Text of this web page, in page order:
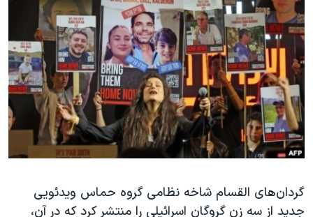
فرهنگ و زندگی
حقوق شهروندی
اقتصادی
علم و فناوری
اسرائیل در جنگ
گالری عکس
مستندها
انتخابات ریاست جمهوری آمریکا ۲۰۲۴
حمله جمهوری اسلامی به اسرائیل
رمز مهسا
ورزش زنان در ایران
اعتراضات زن، زندگی، آزادی
تریبونال مردمی آبان ۹۸
دادگاه حمید نوری
دنبال کنید
زبانهای مختلف
گردان‌های القسام شاخه نظامی گروه حماس ویدئویی
جدید از سه زن گروگان اسرائیلی را منتشر کرد که در آن،